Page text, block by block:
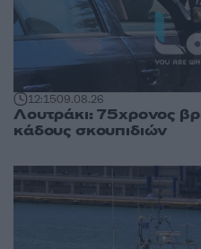
12:1509.08.26
Λουτράκι: 75χρονος
κάδους σκουπιδιών